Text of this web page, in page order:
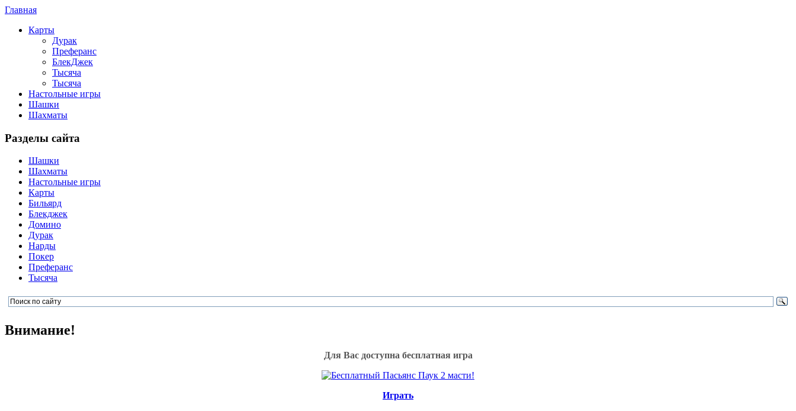
Главная
Карты
Дурак
Преферанс
БлекДжек
Тысяча
Тысяча
Настольные игры
Шашки
Шахматы
Разделы сайта
Шашки
Шахматы
Настольные игры
Карты
Бильярд
Блекджек
Домино
Дурак
Нарды
Покер
Преферанс
Тысяча
Внимание!
Для Вас доступна бесплатная игра
Играть